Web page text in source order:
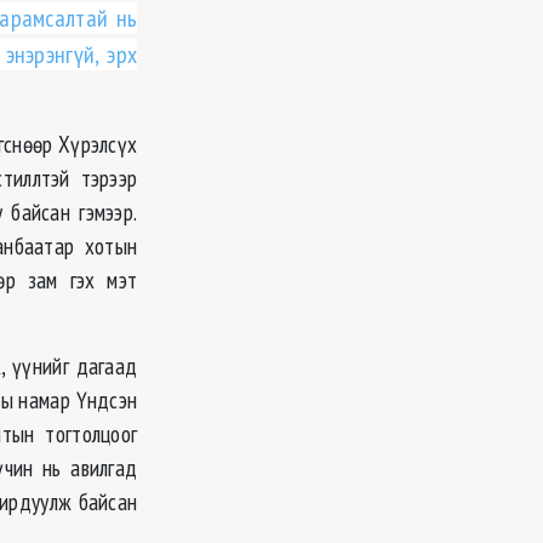
нь
эрх
Хүрэлсүх
тэрээр
гэмээр.
хотын
зам гэх мэт
үүнийг дагаад
намар Үндсэн
тогтолцоог
нь авилгад
байсан